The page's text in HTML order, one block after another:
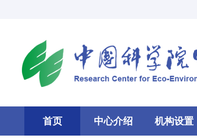
首页 中心介绍 机构设置